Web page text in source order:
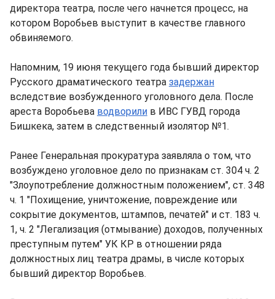
директора театра, после чего начнется процесс, на
котором Воробьев выступит в качестве главного
обвиняемого.
Напомним, 19 июня текущего года бывший директор
Русского драматического театра задержан
вследствие возбужденного уголовного дела. После
ареста Воробьева водворили в ИВС ГУВД города
Бишкека, затем в следственный изолятор №1.
Ранее Генеральная прокуратура заявляла о том, что
возбуждено уголовное дело по признакам ст. 304 ч. 2
"Злоупотребление должностным положением", ст. 348
ч. 1 "Похищение, уничтожение, повреждение или
сокрытие документов, штампов, печатей" и ст. 183 ч.
1, ч. 2 "Легализация (отмывание) доходов, полученных
преступным путем" УК КР в отношении ряда
должностных лиц театра драмы, в числе которых
бывший директор Воробьев.